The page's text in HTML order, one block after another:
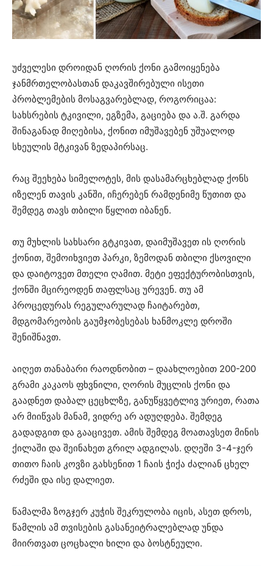
უძველესი დროიდან ღორის ქონი გამოიყენება
ჯანმრთელობასთან დაკავშირებული ისეთი
პრობლემების მოსაგვარებლად, როგორიცაა:
სახსრების ტკივილი, ეგზემა, გაციება და ა.შ. გარდა
შინაგანად მიღებისა, ქონით იმუშავებენ უშუალოდ
სხეულის მტკივან ზედაპირსაც.
რაც შეეხება სიმელოტეს, მის დასამარცხებლად ქონს
იზელენ თავის კანში, იჩერებენ რამდენიმე წუთით და
შემდეგ თავს თბილი წყლით იბანენ.
თუ მუხლის სახსარი გტკივათ, დაიმუშავეთ ის ღორის
ქონით, შემოიხვიეთ პარკი, ზემოდან თბილი ქსოვილი
და დაიტოვეთ მთელი ღამით. მეტი ეფექტურობისთვის,
ქონში მცირეოდენ თაფლსაც ურევენ. თუ ამ
პროცედურას რეგულარულად ჩაიტარებთ,
მდგომარეობის გაუმჯობესებას ხანმოკლე დროში
შენიშნავთ.
აიღეთ თანაბარი რაოდნობით – დაახლოებით 200-200
გრამი კაკაოს ფხვნილი, ღორის მუცლის ქონი და
გაადნეთ დაბალ ცეცხლზე, განუწყვეტლივ ურიეთ, რათა
არ მიიწვას მანამ, ვიდრე არ ადუღდება. შემდეგ
გადადგით და გააცივეთ. ამის შემდეგ მოათავსეთ მინის
ქილაში და შეინახეთ გრილ ადგილას. დღეში 3-4-ჯერ
თითო ჩაის კოვზი გახსენით 1 ჩაის ჭიქა ძალიან ცხელ
რძეში და ისე დალიეთ.
წამალმა ზოგჯერ კუჭის შეკრულობა იცის, ასეთ დროს,
წამლის ამ თვისების გასანეიტრალებლად უნდა
მიირთვათ ცოცხალი ხილი და ბოსტნეული.